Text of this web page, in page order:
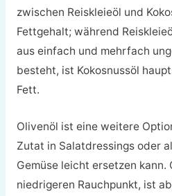
zwischen Reiskleieöl und
Fettgehalt; während
aus einfach und mehrfach
besteht, ist Kokosnussöl
Fett.
Olivenöl ist eine weitere
Zutat in Salatdressings oder
Gemüse leicht ersetzen kann.
niedrigeren Rauchpunkt, ist